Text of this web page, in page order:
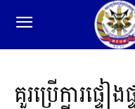
គួរប្រើការផ្ទ